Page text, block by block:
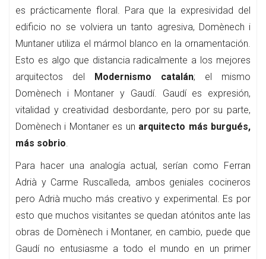
es prácticamente floral. Para que la expresividad del
edificio no se volviera un tanto agresiva, Domènech i
Muntaner utiliza el mármol blanco en la ornamentación.
Esto es algo que distancia radicalmente a los mejores
arquitectos del Modernismo catalán; el mismo
Domènech i Montaner y Gaudí. Gaudí es expresión,
vitalidad y creatividad desbordante, pero por su parte,
Domènech i Montaner es un arquitecto más burgués,
más sobrio.
Para hacer una analogía actual, serían como Ferran
Adrià y Carme Ruscalleda, ambos geniales cocineros
pero Adrià mucho más creativo y experimental. Es por
esto que muchos visitantes se quedan atónitos ante las
obras de Domènech i Montaner, en cambio, puede que
Gaudí no entusiasme a todo el mundo en un primer